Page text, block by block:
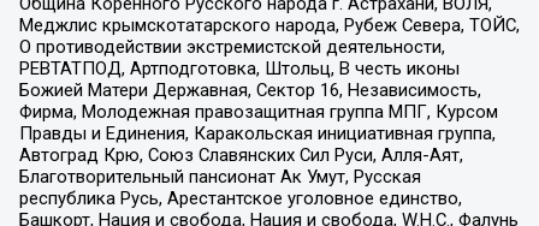
Меджлис крымскотатарского народа, Рубеж Севера, ТОЙС,
О противодействии экстремистской деятельности,
РЕВТАТПОД, Артподготовка, Штольц, В честь иконы
Божией Матери Державная, Сектор 16, Независимость,
Фирма, Молодежная правозащитная группа МПГ, Курсом
Правды и Единения, Каракольская инициативная группа,
Автоград Крю, Союз Славянских Сил Руси, Алля-Аят,
Благотворительный пансионат Ак Умут, Русская
республика Русь, Арестантское уголовное единство,
Башкорт, Нация и свобода, Нация и свобода, W.H.С., Фалунь